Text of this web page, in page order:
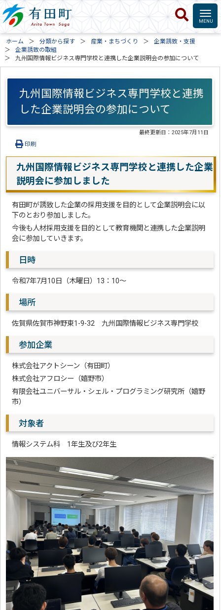
ホーム 分類から探す 産業・まちづくり
企業誘致・支援
企業誘致の取組
九州国際情報ビジネス専門学校と連携した企業説明会の参加について
九州国際情報ビジネス専門学校と連携
した企業説明会の参加について
最終更新日：2025年7月11日
印刷
九州国際情報ビジネス専門学校と連携した企業
説明会に参加しました
有田町が誘致した企業の採用支援を目的として企業説明会に以
下のとおり参加しました。
今後も人材採用支援を目的として教育機関と連携した企業説明
会に参加していきます。
日時
令和7年7月10日（木曜日）13：10～
場所
佐賀県佐賀市神野東1-9-32 九州国際情報ビジネス専門学校
参加企業
株式会社アクトシーン（有田町）
株式会社アフロシー（嬉野市）
有限会社ユニバーサル・シェル・プログラミング研究所（嬉野
市）
対象者
情報システム科 1年生及び2年生